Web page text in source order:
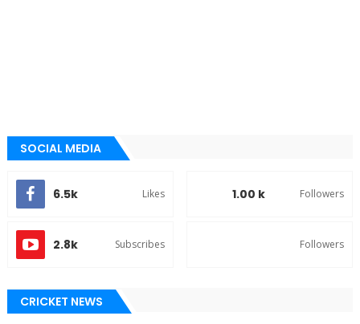
SOCIAL MEDIA
6.5k Likes 1.00 k Followers
2.8k Subscribes Followers
CRICKET NEWS